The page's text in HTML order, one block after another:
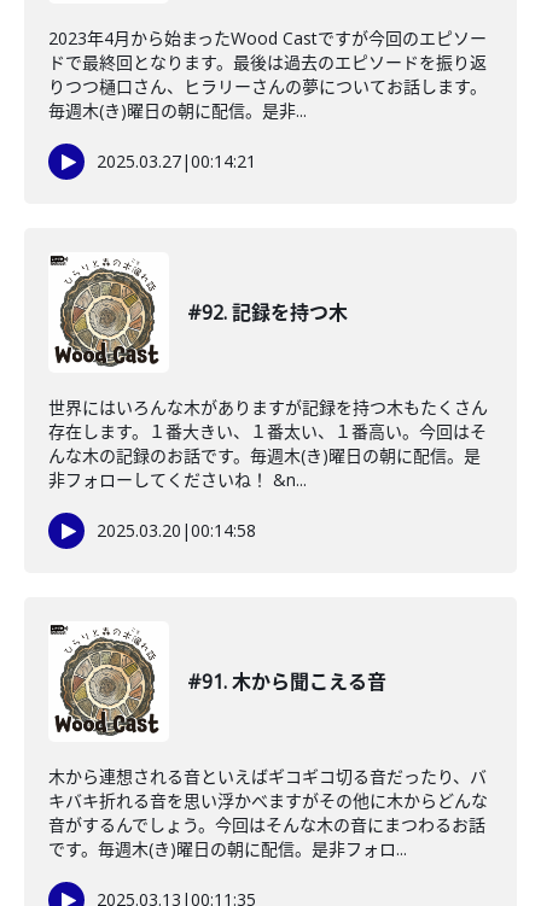
2023年4月から始まったWood Castですが今回のエピソー
ドで最終回となります。最後は過去のエピソードを振り返
りつつ樋口さん、ヒラリーさんの夢についてお話します。
毎週木(き)曜日の朝に配信。是非...
2025.03.27|00:14:21
#92. 記録を持つ木
世界にはいろんな木がありますが記録を持つ木もたくさん
存在します。１番大きい、１番太い、１番高い。今回はそ
んな木の記録のお話です。毎週木(き)曜日の朝に配信。是
非フォローしてくださいね！ &n...
2025.03.20 |00:14:58
#91. 木から聞こえる音
木から連想される音といえばギコギコ切る音だったり、バ
キバキ折れる音を思い浮かべますがその他に木からどんな
音がするんでしょう。今回はそんな木の音にまつわるお話
です。毎週木(き)曜日の朝に配信。是非フォロ...
2025.03.13 |00:11:35